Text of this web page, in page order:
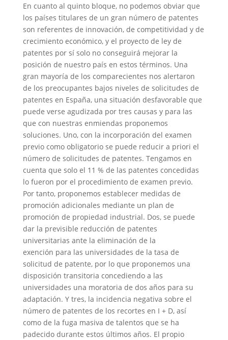
En cuanto al quinto bloque, no podemos obviar que
los países titulares de un gran número de patentes
son referentes de innovación, de competitividad y de
crecimiento económico, y el proyecto de ley de
patentes por sí solo no conseguirá mejorar la
posición de nuestro país en estos términos. Una
gran mayoría de los comparecientes nos alertaron
de los preocupantes bajos niveles de solicitudes de
patentes en España, una situación desfavorable que
puede verse agudizada por tres causas y para las
que con nuestras enmiendas proponemos
soluciones. Uno, con la incorporación del examen
previo como obligatorio se puede reducir a priori el
número de solicitudes de patentes. Tengamos en
cuenta que solo el 11 % de las patentes concedidas
lo fueron por el procedimiento de examen previo.
Por tanto, proponemos establecer medidas de
promoción adicionales mediante un plan de
promoción de propiedad industrial. Dos, se puede
dar la previsible reducción de patentes
universitarias ante la eliminación de la
exención para las universidades de la tasa de
solicitud de patente, por lo que proponemos una
disposición transitoria concediendo a las
universidades una moratoria de dos años para su
adaptación. Y tres, la incidencia negativa sobre el
número de patentes de los recortes en I + D, así
como de la fuga masiva de talentos que se ha
padecido durante estos últimos años. El propio